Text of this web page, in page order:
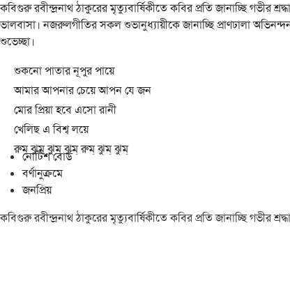
কবিগুরু রবীন্দ্রনাথ ঠাকুরের মৃত্যুবার্ষিকীতে কবির প্রতি জানাচ্ছি গভীর
ভালবাসা। নজরুলগীতির সকল শুভানুধ্যায়ীকে জানাচ্ছি প্রাণঢালা
শুভেচ্ছা।
শুকনো পাতার নূপুর পায়ে
আমার আপনার চেয়ে আপন যে জন
মোর প্রিয়া হবে এসো রানী
খেলিছ এ বিশ্ব লয়ে
রুম্ ঝুম্ ঝুম্ ঝুম্ রুম্ ঝুম্ ঝুম্
নোটিশ বোর্ড
বর্ণানুক্রমে
জনপ্রিয়
কবিগুরু রবীন্দ্রনাথ ঠাকুরের মৃত্যুবার্ষিকীতে কবির প্রতি জানাচ্ছি গভীর